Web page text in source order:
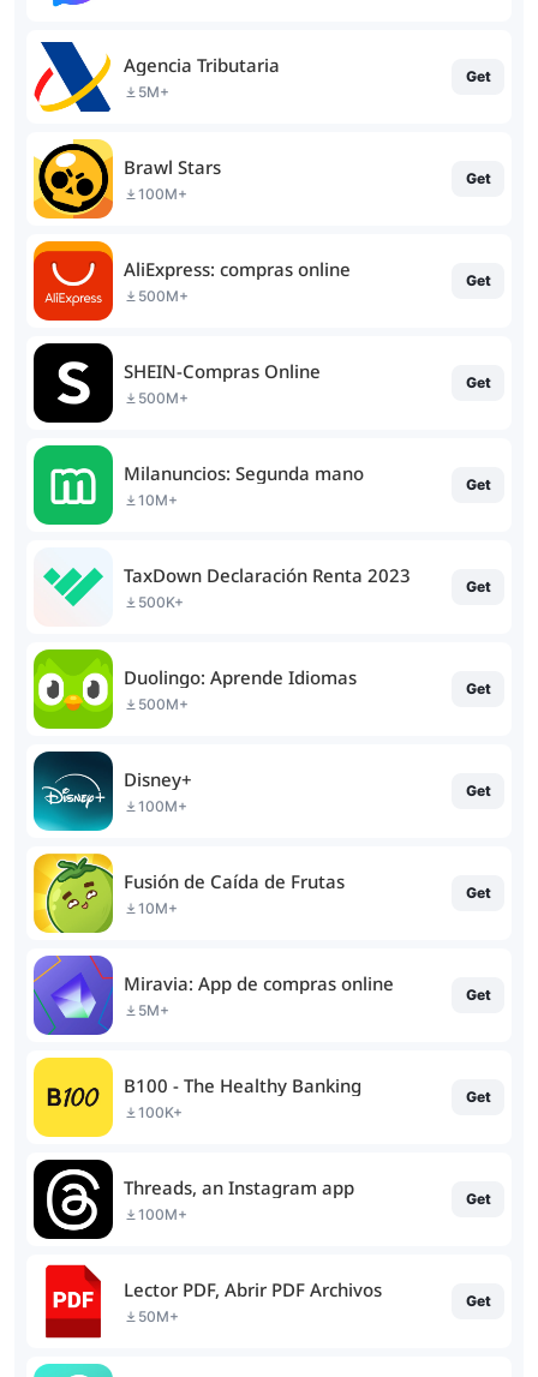
Agencia Tributaria
5M+
Get
Brawl Stars
100M+
Get
AliExpress: compras online
500M+
Get
SHEIN-Compras Online
500M+
Get
Milanuncios: Segunda mano
10M+
Get
TaxDown Declaración Renta 2023
500K+
Get
Duolingo: Aprende Idiomas
500M+
Get
Disney+
100M+
Get
Fusión de Caída de Frutas
10M+
Get
Miravia: App de compras online
5M+
Get
B100 - The Healthy Banking
100K+
Get
Threads, an Instagram app
100M+
Get
Lector PDF, Abrir PDF Archivos
50M+
Get